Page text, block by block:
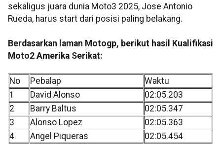
sekaligus juara dunia Moto3 2025, Jose Antonio
Rueda, harus start dari posisi paling belakang.
Berdasarkan laman Motogp, berikut hasil Kualifikasi
Moto2 Amerika Serikat:
No Pebalap
Waktu
1
David Alonso
02:05.203
2
Barry Baltus
02:05.347
3
Alonso Lopez
02:05.363
4
Angel Piqueras
02:05.454